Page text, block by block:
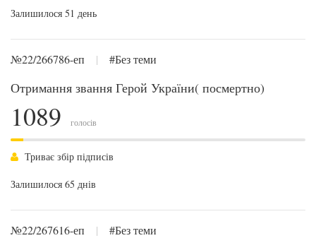
Залишилося 51 день
№22/266786-еп | #Без теми
Отримання звання Герой України( посмертно)
1089 голосів
Триває збір підписів
Залишилося 65 днів
№22/267616-еп | #Без теми